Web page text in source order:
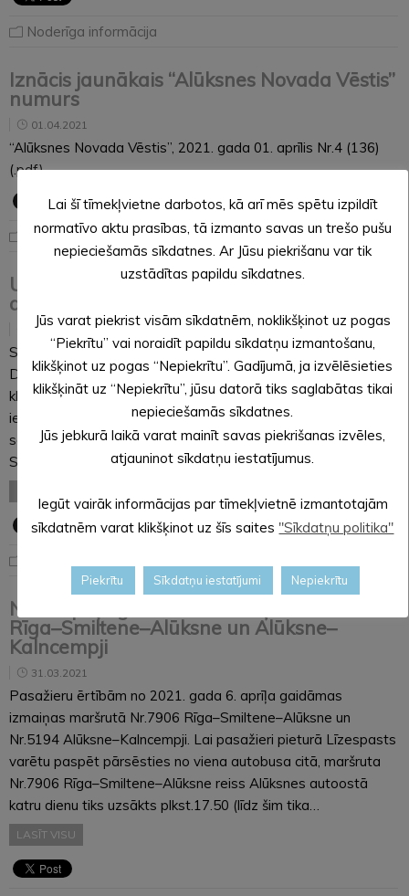
Noderīga informācija
Iznācis jaunākais “Alūksnes Novada Vēstis”
numurs
01.04.2021
“Alūksnes Novada Vēstis”, 2021. gada 01. aprīlis Nr.4 (136)
(.pdf)
Noderīga informācija
Uz laiku pārtrauc audzēkņu klātienes
apmeklējumus bērnudārzā “Sprīdītis”
01.04.2021
Saskaņā ar Alūksnes novada domes priekšsēdētāja Artura
Dukuļa rīkojumu, no 2. līdz 15. aprīlim būs pārtraukti audzēkņu
klātienes apmeklējumi Alūksnes pirmsskolas izglītības
iestādē “Sprīdītis”. Šāds lēmums pieņemts, ņemot vērā
saslimušo ar Covid-19 un kontaktpersonu skaitu iestādē un
Slimību profilakses kontroles centra…
No 6. aprīļa gaidāmas izmaiņas maršrutā
Rīga–Smiltene–Alūksne un Alūksne–
Kalncempji
31.03.2021
Pasažieru ērtībām no 2021. gada 6. aprīļa gaidāmas
izmaiņas maršrutā Nr.7906 Rīga–Smiltene–Alūksne un
Nr.5194 Alūksne–Kalncempji. Lai pasažieri pieturā Līzespasts
varētu paspēt pārsēsties no viena autobusa citā, maršruta
Nr.7906 Rīga–Smiltene–Alūksne reiss Alūksnes autoostā
katru dienu tiks uzsākts plkst.17.50 (līdz šim tika…
LASĪT VISU
Lai šī tīmekļvietne darbotos, kā arī mēs spētu izpildīt
normatīvo aktu prasības, tā izmanto savas un trešo pušu
nepieciešamās sīkdatnes. Ar Jūsu piekrišanu var tik
uzstādītas papildu sīkdatnes.
Jūs varat piekrist visām sīkdatnēm, noklikšķinot uz pogas
“Piekrītu” vai noraidīt papildu sīkdatņu izmantošanu,
klikšķinot uz pogas “Nepiekrītu”. Gadījumā, ja izvēlēsieties
klikšķināt uz “Nepiekrītu”, jūsu datorā tiks saglabātas tikai
nepieciešamās sīkdatnes.
Jūs jebkurā laikā varat mainīt savas piekrišanas izvēles,
atjauninot sīkdatņu iestatījumus.
Iegūt vairāk informācijas par tīmekļvietnē izmantotajām
sīkdatnēm varat klikšķinot uz šīs saites "Sīkdatņu politika"
Piekrītu Sīkdatņu iestatījumi Nepiekrītu